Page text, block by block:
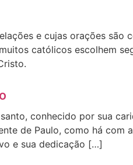
e cujas orações são
católicos escolhem
conhecido por sua
de Paulo, como há
e sua dedicação […]